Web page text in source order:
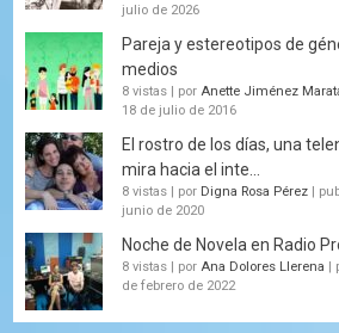
julio de 2026
Pareja y estereotipos de
medios
8 vistas | por Anette Jiménez
18 de julio de 2016
El rostro de los días, una
mira hacia el inte...
8 vistas | por Digna Rosa Pérez |
junio de 2020
Noche de Novela en Radio
8 vistas | por Ana Dolores Llerena |
de febrero de 2022